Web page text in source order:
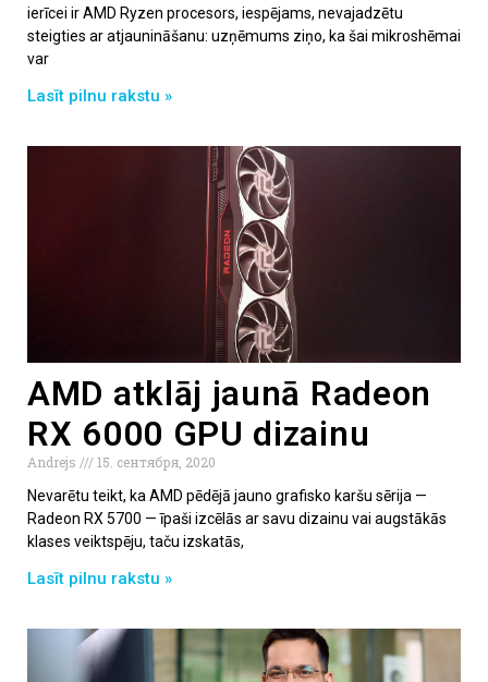
ierīcei ir AMD Ryzen procesors, iespējams, nevajadzētu
steigties ar atjaunināšanu: uzņēmums ziņo, ka šai mikroshēmai
var
Lasīt pilnu rakstu »
AMD atklāj jaunā Radeon
RX 6000 GPU dizainu
Andrejs
15. сентября, 2020
Nevarētu teikt, ka AMD pēdējā jauno grafisko karšu sērija —
Radeon RX 5700 — īpaši izcēlās ar savu dizainu vai augstākās
klases veiktspēju, taču izskatās,
Lasīt pilnu rakstu »